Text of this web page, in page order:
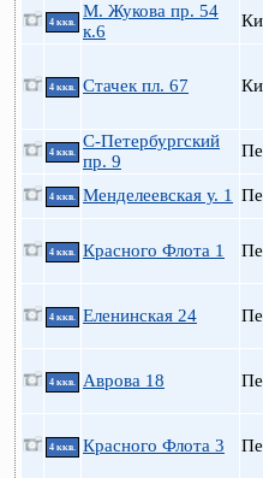
4 ккв.
М. Жукова пр. 54
к.6
4 ккв. Стачек пл. 67
4 ккв.
С-Петербургский
пр. 9
4 ккв. Менделеевская у. 1
4 ккв. Красного Флота 1
4 ккв. Еленинская 24
4 ккв. Аврова 18
4 ккв. Красного Флота 3